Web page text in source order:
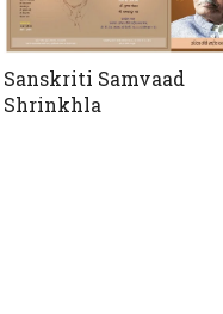
Sanskriti Samvaad
Shrinkhla